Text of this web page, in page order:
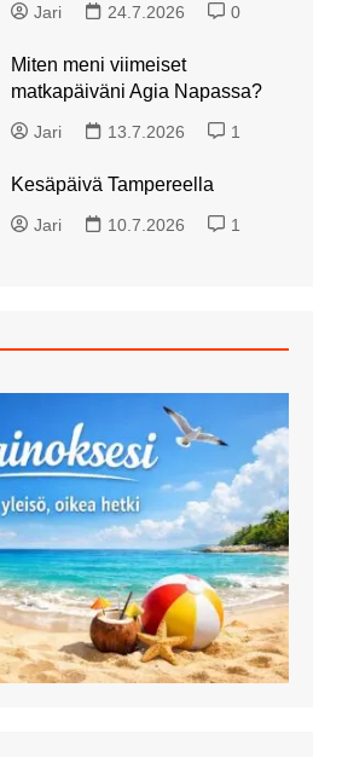
Jari 24.7.2026 0
Miten meni viimeiset
matkapäiväni Agia Napassa?
Jari 13.7.2026 1
Kesäpäivä Tampereella
Jari 10.7.2026 1